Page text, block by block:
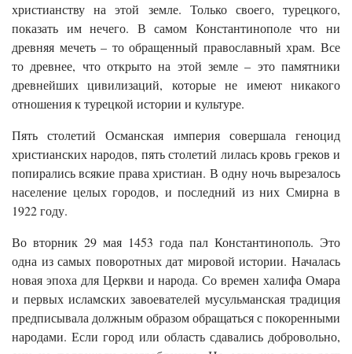
христианству на этой земле. Только своего, турецкого,
показать им нечего. В самом Константинополе что ни
древняя мечеть – то обращенный православный храм. Все
то древнее, что открыто на этой земле – это памятники
древнейших цивилизаций, которые не имеют никакого
отношения к турецкой истории и культуре.
Пять столетий Османская империя совершала геноцид
христианских народов, пять столетий лилась кровь греков и
попирались всякие права христиан. В одну ночь вырезалось
население целых городов, и последний из них Смирна в
1922 году.
Во вторник 29 мая 1453 года пал Константинополь. Это
одна из самых поворотных дат мировой истории. Началась
новая эпоха для Церкви и народа. Со времен халифа Омара
и первых исламских завоевателей мусульманская традиция
предписывала должным образом обращаться с покоренными
народами. Если город или область сдавались добровольно,